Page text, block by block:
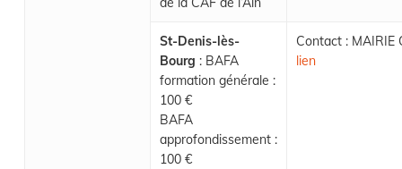
St-Denis-lès-
Bourg : BAFA
formation générale :
100 €
BAFA
approfondissement :
100 €
Contact : MAIRIE
lien